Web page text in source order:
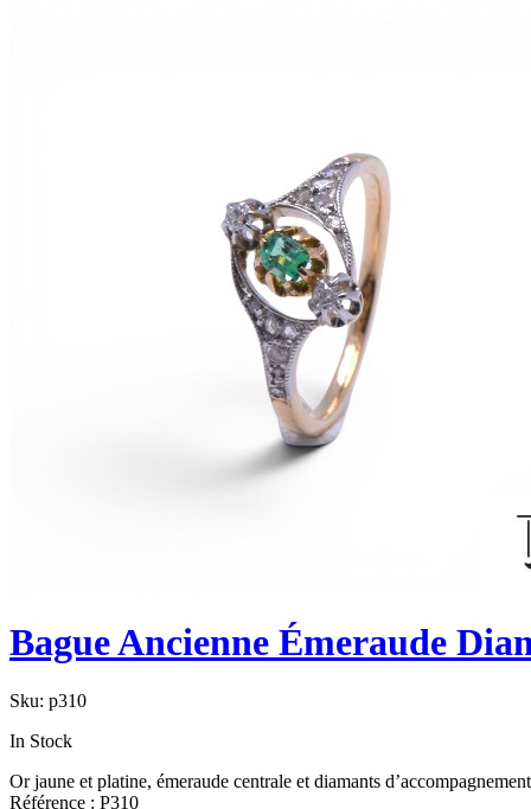
Bague Ancienne Émeraude
Sku: p310
In Stock
Or jaune et platine, émeraude centrale et diamants
Référence : P310